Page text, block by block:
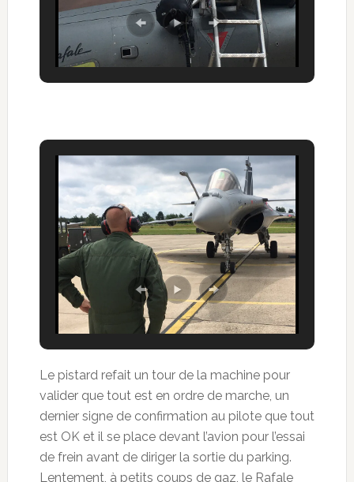
Le pistard refait un tour de la machine pour
valider que tout est en ordre de marche, un
dernier signe de confirmation au pilote que tout
est OK et il se place devant l’avion pour l’essai
de frein avant de diriger la sortie du parking.
Lentement, à petits coups de gaz, le Rafale